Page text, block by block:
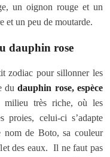
un oignon rouge et un
et un peu de moutarde.
dauphin rose
zodiac pour sillonner les
dudauphin rose, espèce
milieu très riche, où les
proies, celui-ci s’adapte
nom de Boto, sa couleur
des eaux. Il ne faut pas